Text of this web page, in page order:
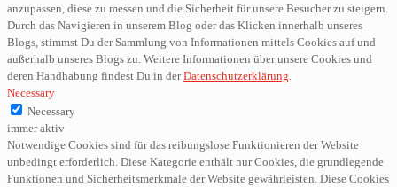
anzupassen, diese zu messen und die Sicherheit für unsere Besucher zu steigern.
Durch das Navigieren in unserem Blog oder das Klicken innerhalb unseres
Blogs, stimmst Du der Sammlung von Informationen mittels Cookies auf und
außerhalb unseres Blogs zu. Weitere Informationen über unsere Cookies und
deren Handhabung findest Du in derDatenschutzerklärung
Necessary
Necessary
immer aktiv
Notwendige Cookies sind für das reibungslose Funktionieren der Website
unbedingt erforderlich. Diese Kategorie enthält nur Cookies, die grundlegende
Funktionen und Sicherheitsmerkmale der Website gewährleisten. Diese Cookies